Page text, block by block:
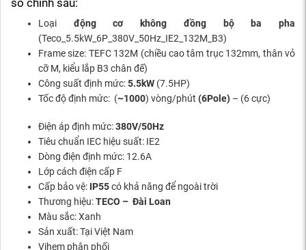
số chính sau:
Loại động cơ không đồng bộ ba pha
(Teco_5.5kW_6P_380V_50Hz_IE2_132M_B3)
Frame size: TEFC 132M (chiều cao tâm trục 132mm, thân vỏ
cỡ M, kiểu lắp B3 chân đế)
Công suất định mức:5.5kW (7.5HP)
Tốc độ định mức: (~1000) vòng/phút (6Pole) – (6 cực)
Điện áp định mức:380V/50Hz
Tiêu chuẩn IEC hiệu suất: IE2
Dòng điện định mức: 12.6A
Lớp cách điện cấp F
Cấp bảo vệ: IP55có khả năng để ngoài trời
Thương hiệu:TECO – Đài Loan
Màu sắc: Xanh
Sản xuất: Tại Việt Nam
Vihem phân phối